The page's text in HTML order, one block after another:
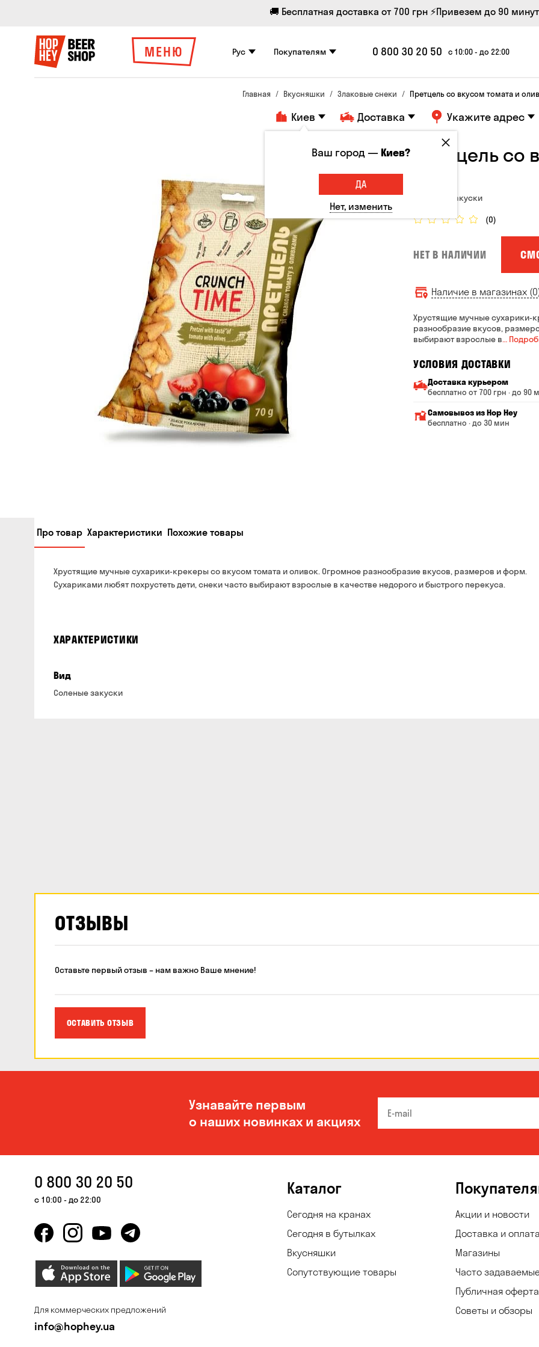
🚚 Бесплатная доставка от 700 грн ⚡Привезем до 90 минут
МЕНЮ Рус Покупателям 0 800 30 20 50 с 10:00 - до 22:00
Главная Вкусняшки Злаковые снеки Претцель со вкусом томата и
Киев Доставка Укажите адрес
Претцель
Соленые закуски
(0)
НЕТ В НАЛИЧИИ
Наличие в магазинах
Хрустящие мучные сухарики-
разнообразие вкусов,
выбирают взрослые в…
УСЛОВИЯ ДОСТАВКИ
Доставка курьером
бесплатно от 700 грн · до 90
Минимальная сумма
Стоимость доставки
банковской картой на
Самовывоз из Hop Hey
бесплатно · до 30 мин
Про товар Характеристики Похожие товары
Хрустящие мучные сухарики-крекеры со вкусом томата и оливок. Огромное разнообразие вкусов, размеров и форм.
Сухариками любят похрустеть дети, снеки часто выбирают взрослые в качестве недорого и быстрого перекуса.
ХАРАКТЕРИСТИКИ
Вид
Соленые закуски
ОТЗЫВЫ
Оставьте первый отзыв – нам важно Ваше мнение!
ОСТАВИТЬ ОТЗЫВ
Узнавайте первым
о наших новинках и акциях
0 800 30 20 50
с 10:00 - до 22:00
Для коммерческих предложений
info@hophey.ua
Каталог
Сегодня на кранах
Сегодня в бутылках
Вкусняшки
Сопутствующие товары
Акции и новости
Доставка и оплата
Магазины
Часто
Публичная оферта
Советы и обзоры
Ваш город —Киев?
ДА
Нет, изменить